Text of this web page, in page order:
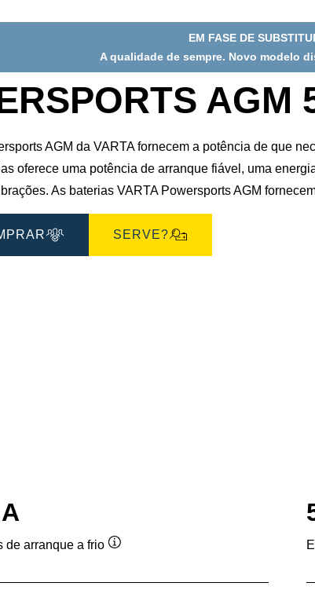
EM FASE DE
A qualidade de sempre. Novo modelo
AGM
AGM da VARTA fornecem a potência de que
oferece uma potência de arranque fiável, uma
As baterias VARTA Powersports AGM
SERVE?
de arranque a frio
ferramenta